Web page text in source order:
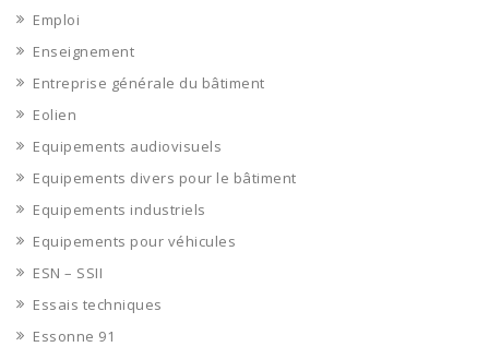
Emploi
Enseignement
Entreprise générale du bâtiment
Eolien
Equipements audiovisuels
Equipements divers pour le bâtiment
Equipements industriels
Equipements pour véhicules
ESN – SSII
Essais techniques
Essonne 91